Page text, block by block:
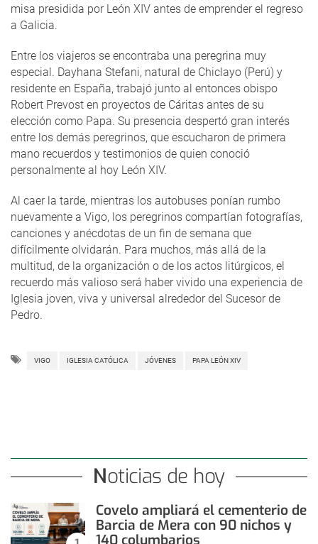
misa presidida por León XIV antes de emprender el regreso
a Galicia.
Entre los viajeros se encontraba una peregrina muy
especial. Dayhana Stefani, natural de Chiclayo (Perú) y
residente en España, trabajó junto al entonces obispo
Robert Prevost en proyectos de Cáritas antes de su
elección como Papa. Su presencia despertó gran interés
entre los demás peregrinos, que escucharon de primera
mano recuerdos y testimonios de quien conoció
personalmente al hoy León XIV.
Al caer la tarde, mientras los autobuses ponían rumbo
nuevamente a Vigo, los peregrinos compartían fotografías,
canciones y anécdotas de un fin de semana que
difícilmente olvidarán. Para muchos, más allá de la
multitud, de la organización o de los actos litúrgicos, el
recuerdo más valioso será haber vivido una experiencia de
Iglesia joven, viva y universal alrededor del Sucesor de
Pedro.
VIGO IGLESIA CATÓLICA JÓVENES PAPA LEÓN XIV
Noticias de hoy
Covelo ampliará el cementerio de
Barcia de Mera con 90 nichos y
140 columbarios